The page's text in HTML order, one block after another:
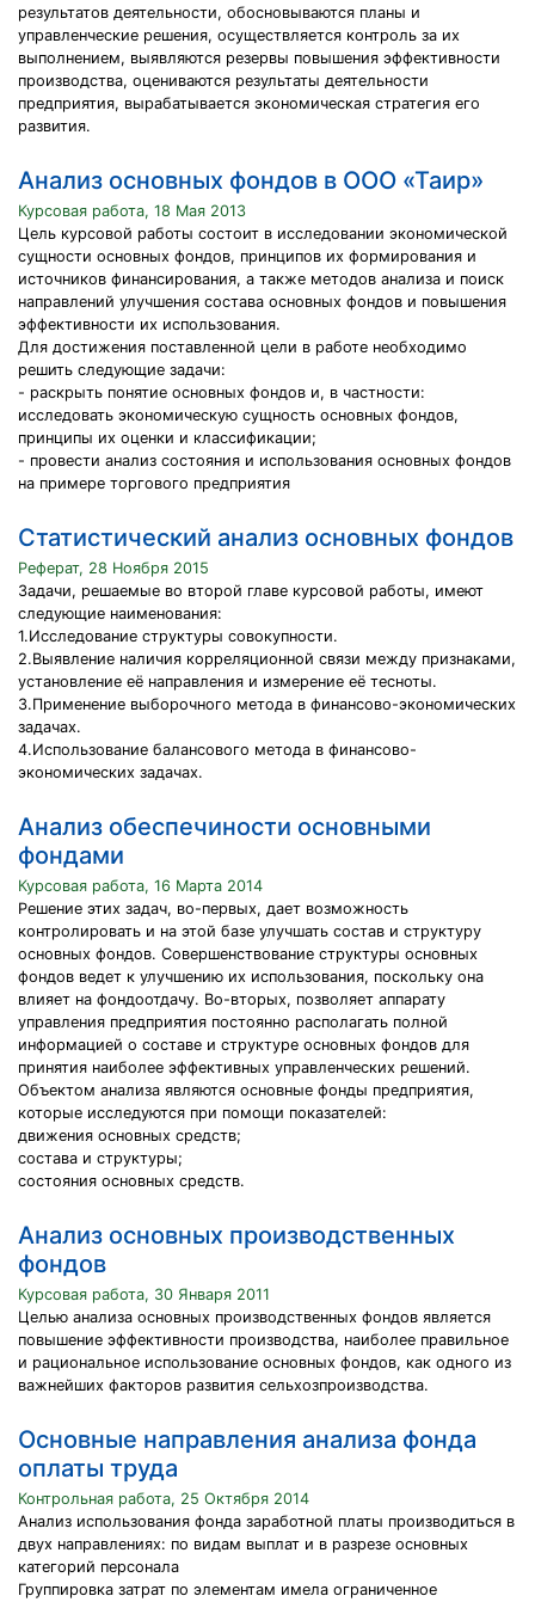
результатов деятельности, обосновываются планы и
управленческие решения, осуществляется контроль за их
выполнением, выявляются резервы повышения эффективности
производства, оцениваются результаты деятельности
предприятия, вырабатывается экономическая стратегия его
развития.
Анализ основных фондов в ООО «Таир»
Курсовая работа, 18 Мая 2013
Цель курсовой работы состоит в исследовании экономической
сущности основных фондов, принципов их формирования и
источников финансирования, а также методов анализа и поиск
направлений улучшения состава основных фондов и повышения
эффективности их использования.
Для достижения поставленной цели в работе необходимо
решить следующие задачи:
- раскрыть понятие основных фондов и, в частности:
исследовать экономическую сущность основных фондов,
принципы их оценки и классификации;
- провести анализ состояния и использования основных фондов
на примере торгового предприятия
Статистический анализ основных фондов
Реферат, 28 Ноября 2015
Задачи, решаемые во второй главе курсовой работы, имеют
следующие наименования:
1.Исследование структуры совокупности.
2.Выявление наличия корреляционной связи между признаками,
установление её направления и измерение её тесноты.
3.Применение выборочного метода в финансово-экономических
задачах.
4.Использование балансового метода в финансово-
экономических задачах.
Анализ обеспечиности основными
фондами
Курсовая работа, 16 Марта 2014
Решение этих задач, во-первых, дает возможность
контролировать и на этой базе улучшать состав и структуру
основных фондов. Совершенствование структуры основных
фондов ведет к улучшению их использования, поскольку она
влияет на фондоотдачу. Во-вторых, позволяет аппарату
управления предприятия постоянно располагать полной
информацией о составе и структуре основных фондов для
принятия наиболее эффективных управленческих решений.
Объектом анализа являются основные фонды предприятия,
которые исследуются при помощи показателей:
движения основных средств;
состава и структуры;
состояния основных средств.
Анализ основных производственных
фондов
Курсовая работа, 30 Января 2011
Целью анализа основных производственных фондов является
повышение эффективности производства, наиболее правильное
и рациональное использование основных фондов, как одного из
важнейших факторов развития сельхозпроизводства.
Основные направления анализа фонда
оплаты труда
Контрольная работа, 25 Октября 2014
Анализ использования фонда заработной платы производиться в
двух направлениях: по видам выплат и в разрезе основных
категорий персонала
Группировка затрат по элементам имела ограниченное